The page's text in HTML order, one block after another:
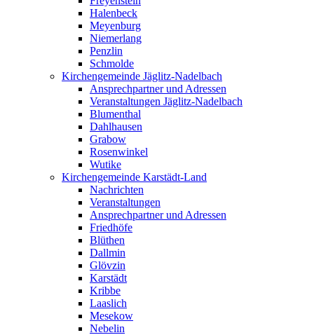
Halenbeck
Meyenburg
Niemerlang
Penzlin
Schmolde
Kirchengemeinde Jäglitz-Nadelbach
Ansprechpartner und Adressen
Veranstaltungen Jäglitz-Nadelbach
Blumenthal
Dahlhausen
Grabow
Rosenwinkel
Wutike
Kirchengemeinde Karstädt-Land
Nachrichten
Veranstaltungen
Ansprechpartner und Adressen
Friedhöfe
Blüthen
Dallmin
Glövzin
Karstädt
Kribbe
Laaslich
Mesekow
Nebelin